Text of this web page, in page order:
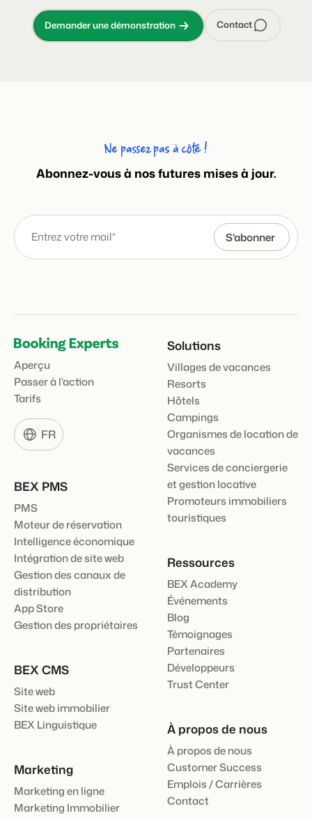
Contact
Demander une démonstration
Ne passez pas à côté !
Abonnez-vous à nos futures mises à jour.
Aperçu
Passer à l'action
Tarifs
FR
BEX PMS
PMS
Moteur de réservation
Intelligence économique
Intégration de site web
Gestion des canaux de
distribution
App Store
Gestion des propriétaires
BEX CMS
Site web
Site web immobilier
BEX Linguistique
Marketing
Marketing en ligne
Marketing Immobilier
Solutions
Villages de vacances
Resorts
Hôtels
Campings
Organismes de location de
vacances
Services de conciergerie
et gestion locative
Promoteurs immobiliers
touristiques
Ressources
BEX Academy
Événements
Blog
Témoignages
Partenaires
Développeurs
Trust Center
À propos de nous
À propos de nous
Customer Success
Emplois / Carrières
Contact